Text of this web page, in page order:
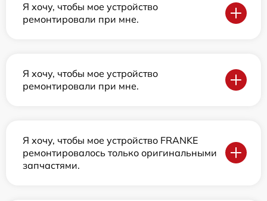
Я хочу, чтобы мое устройство
ремонтировали при мне.
Я хочу, чтобы мое устройство
ремонтировали при мне.
Я хочу, чтобы мое устройство FRANKE
ремонтировалось только оригинальными
запчастями.